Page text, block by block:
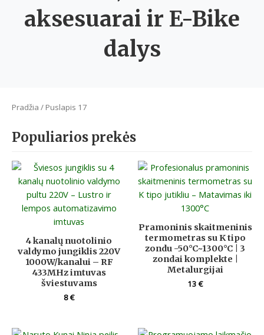
aksesuarai ir E-Bike
dalys
Pradžia / Puslapis 17
Populiarios prekės
4 kanalų nuotolinio
valdymo jungiklis 220V
1000W/kanalui – RF
433MHz imtuvas
šviestuvams
8€
Pramoninis skaitmeninis
termometras su K tipo
zondu -50°C~1300°C | 3
zondai komplekte |
Metalurgijai
13€